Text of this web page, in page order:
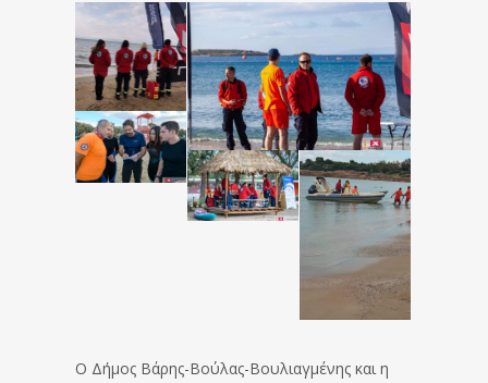
Ο Δήμος Βάρης-Βούλας-Βουλιαγμένης και η